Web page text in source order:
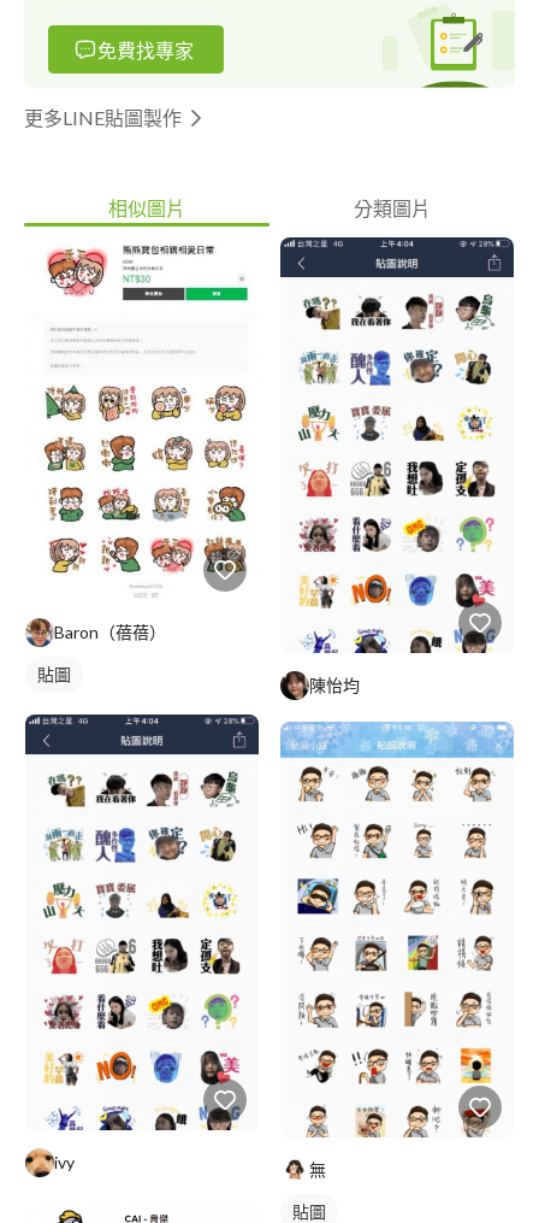
免費找專家
更多LINE貼圖製作
相似圖片 分類圖片
Baron（蓓蓓）
貼圖
ivy
陳怡均
無
貼圖